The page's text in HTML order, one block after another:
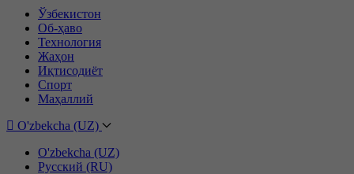
Ўзбекистон
Об-ҳаво
Технология
Жаҳон
Иқтисодиёт
Спорт
Маҳаллий
O'zbekcha (UZ)
O'zbekcha (UZ)
Русский (RU)